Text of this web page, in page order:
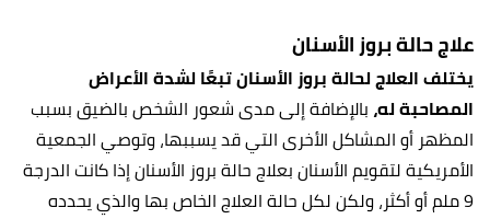
علاج حالة بروز الأسنان
يختلف العلاج لحالة بروز الأسنان تبعًا لشدة الأعراض
المصاحبة له،بالإضافة إلى مدى شعور الشخص بالضيق بسبب
المظهر أو المشاكل الأخرى التي قد يسببها، وتوصي الجمعية
الأمريكية لتقويم الأسنان بعلاج حالة بروز الأسنان إذا كانت الدرجة
9 ملم أو أكثر، ولكن لكل حالة العلاج الخاص بها والذي يحدده